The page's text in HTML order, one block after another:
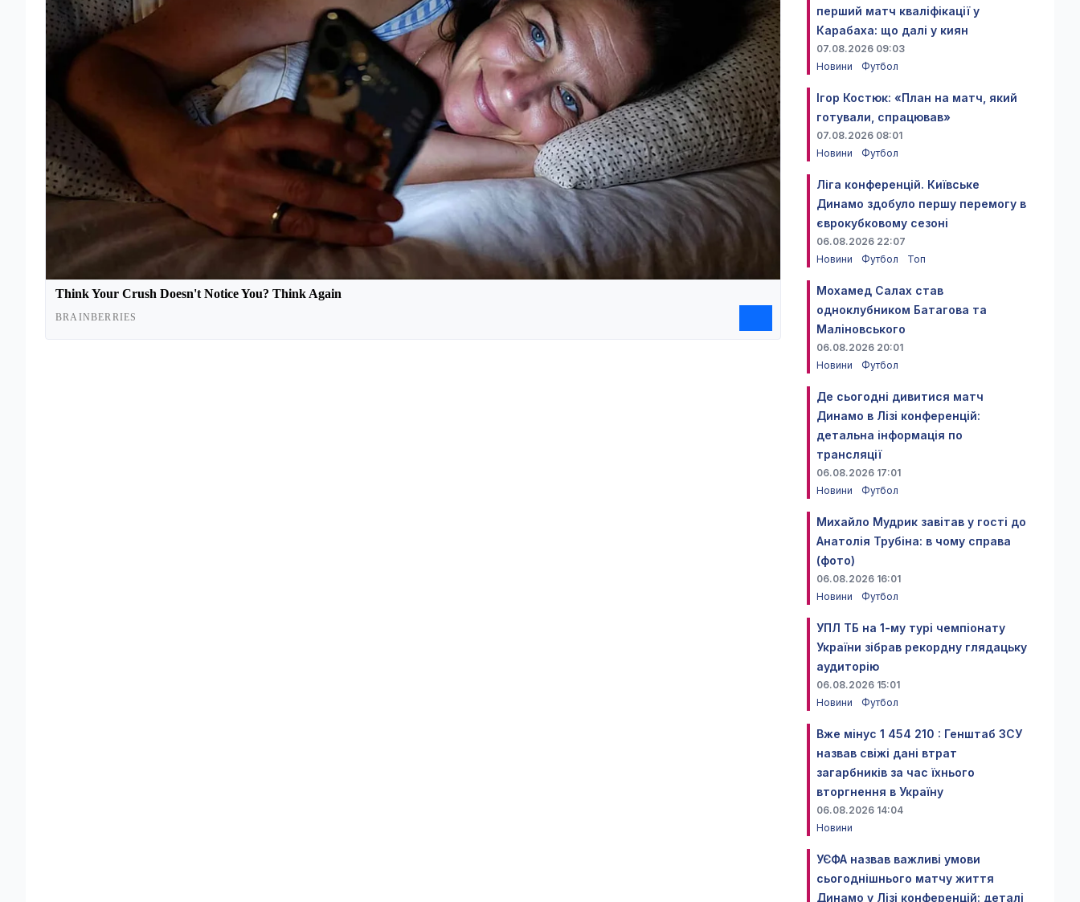
перший матч кваліфікації у
Карабаха: що далі у киян
07.08.2026 09:03
Новини
Футбол
Ігор Костюк: «План на матч, який
готували, спрацював»
07.08.2026 08:01
Новини
Футбол
Ліга конференцій. Київське
Динамо здобуло першу перемогу в
єврокубковому сезоні
06.08.2026 22:07
Новини
Футбол Топ
Мохамед Салах став
одноклубником Батагова та
Маліновського
06.08.2026 20:01
Новини
Футбол
Де сьогодні дивитися матч
Динамо в Лізі конференцій:
детальна інформація по
трансляції
06.08.2026 17:01
Новини
Футбол
Михайло Мудрик завітав у гості до
Анатолія Трубіна: в чому справа
(фото)
06.08.2026 16:01
Новини
Футбол
УПЛ ТБ на 1-му турі чемпіонату
України зібрав рекордну глядацьку
аудиторію
06.08.2026 15:01
Новини
Футбол
Вже мінус 1 454 210 : Генштаб ЗСУ
назвав свіжі дані втрат
загарбників за час їхнього
вторгнення в Україну
06.08.2026 14:04
Новини
УЄФА назвав важливі умови
сьогоднішнього матчу життя
Динамо у Лізі конференцій: деталі